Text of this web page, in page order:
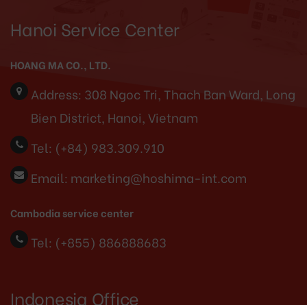
Hanoi Service Center
HOANG MA CO., LTD.
Address: 308 Ngoc Tri, Thach Ban Ward, Long
Bien District, Hanoi, Vietnam
Tel: (+84) 983.309.910
Email: marketing@hoshima-int.com
Cambodia service center
Tel: (+855) 886888683
Indonesia Office